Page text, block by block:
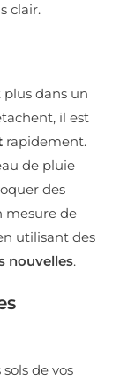
clair.
plus dans un
il est
rapidement.
de pluie
des
mesure de
utilisant des
nouvelles.
de vos